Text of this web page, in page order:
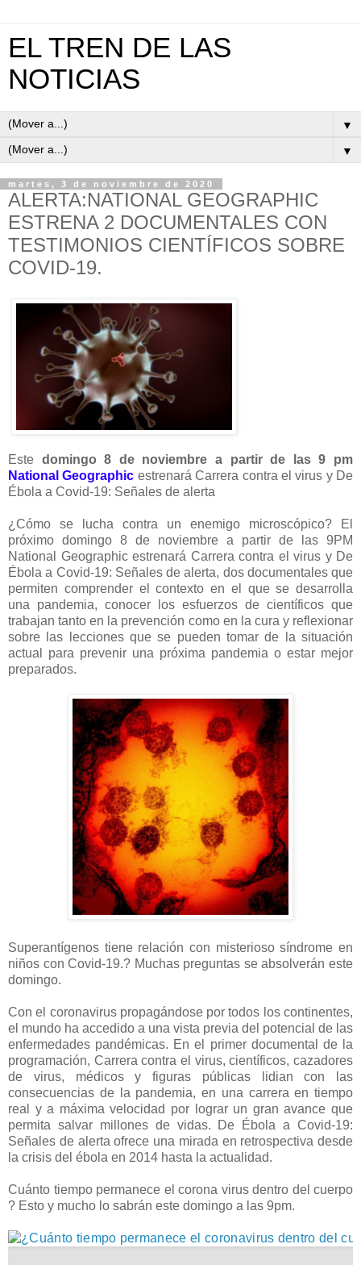
EL TREN DE LAS
NOTICIAS
▼
▼
martes, 3 de noviembre de 2020
ALERTA:NATIONAL GEOGRAPHIC
ESTRENA 2 DOCUMENTALES CON
TESTIMONIOS CIENTÍFICOS SOBRE
COVID-19.
Este domingo 8 de noviembre a partir de las 9 pm
National Geographic estrenará Carrera contra el virus y De
Ébola a Covid-19: Señales de alerta
¿Cómo se lucha contra un enemigo microscópico? El
próximo domingo 8 de noviembre a partir de las 9PM
National Geographic estrenará Carrera contra el virus y De
Ébola a Covid-19: Señales de alerta, dos documentales que
permiten comprender el contexto en el que se desarrolla
una pandemia, conocer los esfuerzos de científicos que
trabajan tanto en la prevención como en la cura y reflexionar
sobre las lecciones que se pueden tomar de la situación
actual para prevenir una próxima pandemia o estar mejor
preparados.
Superantígenos tiene relación con misterioso síndrome en
niños con Covid-19.? Muchas preguntas se absolverán este
domingo.
Con el coronavirus propagándose por todos los continentes,
el mundo ha accedido a una vista previa del potencial de las
enfermedades pandémicas. En el primer documental de la
programación, Carrera contra el virus, científicos, cazadores
de virus, médicos y figuras públicas lidian con las
consecuencias de la pandemia, en una carrera en tiempo
real y a máxima velocidad por lograr un gran avance que
permita salvar millones de vidas. De Ébola a Covid-19:
Señales de alerta ofrece una mirada en retrospectiva desde
la crisis del ébola en 2014 hasta la actualidad.
Cuánto tiempo permanece el corona virus dentro del cuerpo
? Esto y mucho lo sabrán este domingo a las 9pm.